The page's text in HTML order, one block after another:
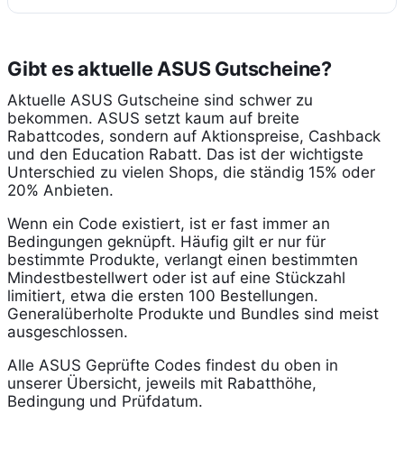
Gibt es aktuelle ASUS Gutscheine?
Aktuelle ASUS Gutscheine sind schwer zu
bekommen. ASUS setzt kaum auf breite
Rabattcodes, sondern auf Aktionspreise, Cashback
und den Education Rabatt. Das ist der wichtigste
Unterschied zu vielen Shops, die ständig 15% oder
20% Anbieten.
Wenn ein Code existiert, ist er fast immer an
Bedingungen geknüpft. Häufig gilt er nur für
bestimmte Produkte, verlangt einen bestimmten
Mindestbestellwert oder ist auf eine Stückzahl
limitiert, etwa die ersten 100 Bestellungen.
Generalüberholte Produkte und Bundles sind meist
ausgeschlossen.
Alle ASUS Geprüfte Codes findest du oben in
unserer Übersicht, jeweils mit Rabatthöhe,
Bedingung und Prüfdatum.